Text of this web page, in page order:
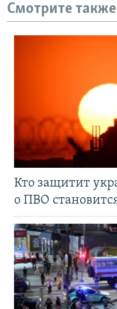
Смотрите также
Кто защитит
о ПВО